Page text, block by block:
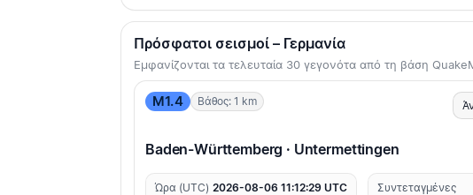
Πρόσφατοι σεισμοί – Γερμανία
Εμφανίζονται τα τελευταία 30 γεγονότα από τη βάση
M1.4 Βάθος: 1 km
Baden-Württemberg · Untermettingen
Ώρα (UTC) 2026-08-06 11:12:29 UTC Συντεταγμένες